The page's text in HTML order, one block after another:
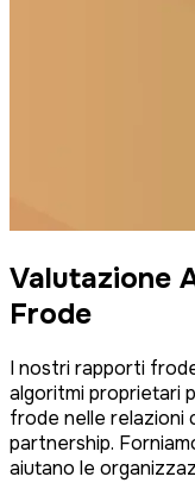
Valutazione
Frode
I nostri rapporti
algoritmi proprietari
frode nelle relazioni
partnership.
aiutano le